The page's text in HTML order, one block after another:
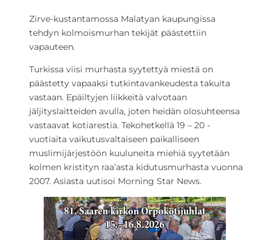
Zirve-kustantamossa Malatyan kaupungissa
tehdyn kolmoismurhan tekijät päästettiin
vapauteen.
Turkissa viisi murhasta syytettyä miestä on
päästetty vapaaksi tutkintavankeudesta takuita
vastaan. Epäiltyjen liikkeitä valvotaan
jäljityslaitteiden avulla, joten heidän olosuhteensa
vastaavat kotiarestia. Tekohetkellä 19 – 20 -
vuotiaita vaikutusvaltaiseen paikalliseen
muslimijärjestöön kuuluneita miehiä syytetään
kolmen kristityn raa’asta kidutusmurhasta vuonna
2007. Asiasta uutisoi Morning Star News.